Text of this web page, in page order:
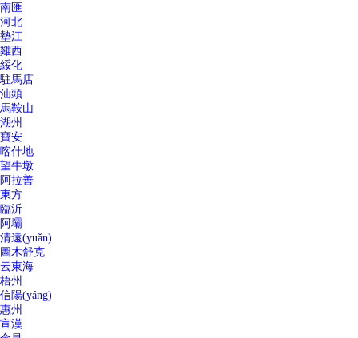
南匯
河北
墊江
雞西
綏化
駐馬店
汕頭
馬鞍山
湖州
寶安
喀什地
望牛墩
阿拉善
東方
臨沂
阿壩
清遠(yuǎn)
圖木舒克
云東海
梧州
信陽(yáng)
惠州
宣漢